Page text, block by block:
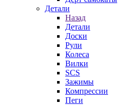
Детали
Назад
Детали
Доски
Рули
Колеса
Вилки
SCS
Зажимы
Компрессии
Пеги